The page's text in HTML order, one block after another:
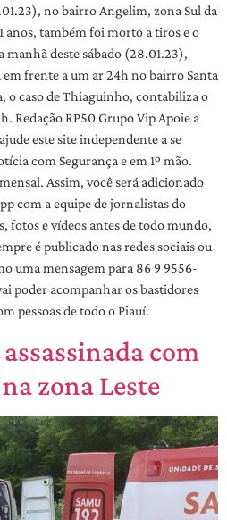
no bairro Angelim, zona Sul da
anos, também foi morto a tiros e o
manhã deste sábado (28.01.23),
frente a um ar 24h no bairro Santa
o caso de Thiaguinho, contabiliza o
Redação RP50 Grupo Vip Apoie a
este site independente a se
com Segurança e em 1º mão.
Assim, você será adicionado
com a equipe de jornalistas do
fotos e vídeos antes de todo mundo,
é publicado nas redes sociais ou
uma mensagem para 86 9 9556-
poder acompanhar os bastidores
pessoas de todo o Piauí.
com
zona Leste